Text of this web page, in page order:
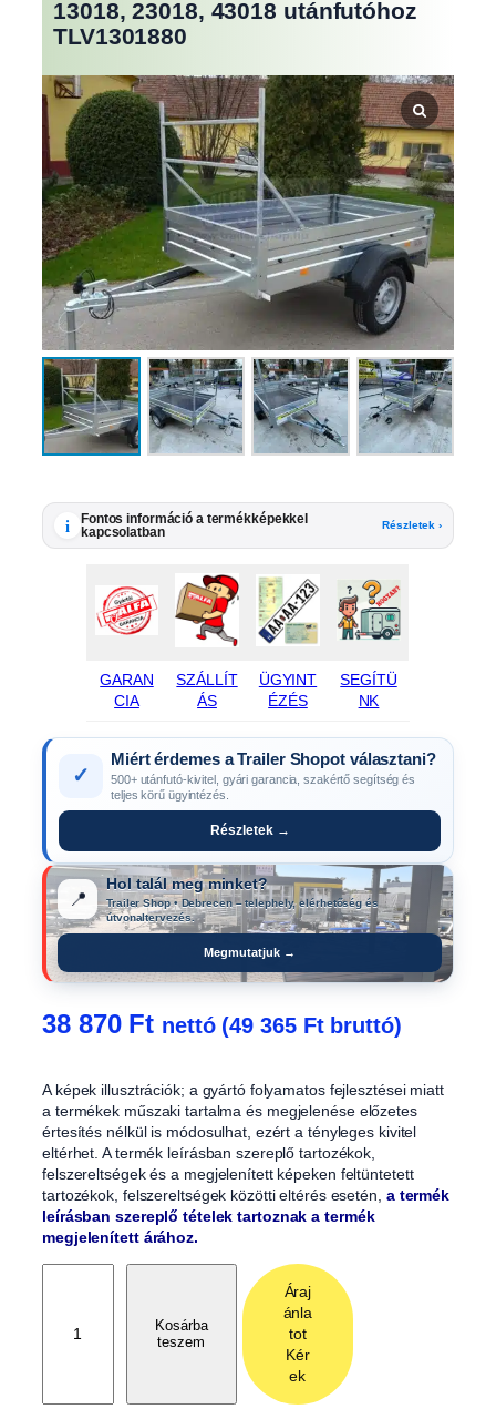
13018, 23018, 43018 utánfutóhoz
TLV1301880
i
Fontos információ a termékképekkel
kapcsolatban
Részletek ›
GARAN
CIA
SZÁLLÍT
ÁS
ÜGYINT
ÉZÉS
SEGÍTÜ
NK
✓
Miért érdemes a Trailer Shopot választani?
500+ utánfutó-kivitel, gyári garancia, szakértő segítség és
teljes körű ügyintézés.
Részletek →
📍
Hol talál meg minket?
Trailer Shop • Debrecen – telephely, elérhetőség és
útvonaltervezés.
Megmutatjuk →
38 870 Ft nettó (49 365 Ftbruttó)
A képek illusztrációk; a gyártó folyamatos fejlesztései miatt
a termékek műszaki tartalma és megjelenése előzetes
értesítés nélkül is módosulhat, ezért a tényleges kivitel
eltérhet. A termék leírásban szereplő tartozékok,
felszereltségek és a megjelenített képeken feltüntetett
tartozékok, felszereltségek közötti eltérés esetén, a termék
leírásban szereplő tételek tartoznak a termék
megjelenített árához.
Kosárba
teszem
Áraj
ánla
tot
Kér
ek